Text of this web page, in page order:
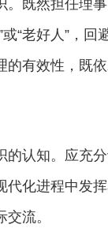
既然担任理事
“老好人”，
有效性，既
认知。应充分
化进程中发
流。